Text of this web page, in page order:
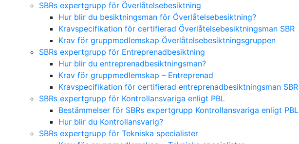
SBRs expertgrupp för Överlåtelsebesiktning
Hur blir du besiktningsman för Överlåtelsebesiktning?
Kravspecifikation för certifierad Överlåtelsebesiktningsman SBR
Krav för gruppmedlemskap Överlåtelsebesiktningsgruppen
SBRs expertgrupp för Entreprenadbesiktning
Hur blir du entreprenadbesiktningsman?
Krav för gruppmedlemskap – Entreprenad
Kravspecifikation för certifierad entreprenadbesiktningsman SBR
SBRs expertgrupp för Kontrollansvariga enligt PBL
Bestämmelser för SBRs expertgrupp Kontrollansvariga enligt PBL
Hur blir du Kontrollansvarig?
SBRs expertgrupp för Tekniska specialister